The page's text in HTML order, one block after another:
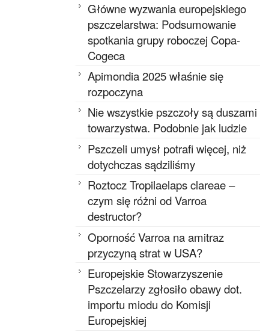
Główne wyzwania europejskiego
pszczelarstwa: Podsumowanie
spotkania grupy roboczej Copa-
Cogeca
Apimondia 2025 właśnie się
rozpoczyna
Nie wszystkie pszczoły są duszami
towarzystwa. Podobnie jak ludzie
Pszczeli umysł potrafi więcej, niż
dotychczas sądziliśmy
Roztocz Tropilaelaps clareae –
czym się różni od Varroa
destructor?
Oporność Varroa na amitraz
przyczyną strat w USA?
Europejskie Stowarzyszenie
Pszczelarzy zgłosiło obawy dot.
importu miodu do Komisji
Europejskiej